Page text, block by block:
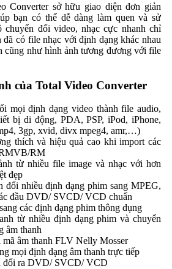
Converter sở hữu giao diện đơn giản
bạn có thể dễ dàng làm quen và sử
chuyển đổi video, nhạc cực nhanh chỉ
có file nhạc với định dạng khác nhau
cũng như hình ảnh tương đương với file
của Total Video Converter
mọi định dạng video thành file audio,
bị di động, PDA, PSP, iPod, iPhone,
3gp, xvid, divx mpeg4, amr,…)
thích và hiệu quả cao khi import các
RM
từ nhiều file image và nhạc với hơn
đẹp
đổi nhiều định dạng phim sang MPEG,
đầu DVD/ SVCD/ VCD chuẩn
các định dạng phim thông dụng
từ nhiều định dạng phim và chuyển
âm thanh
âm thanh FLV Nelly Mosser
mọi định dạng âm thanh trực tiếp
đổi ra DVD/ SVCD/ VCD